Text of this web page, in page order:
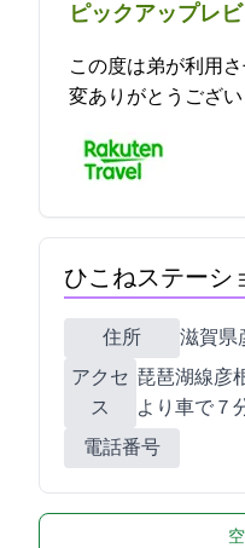
ピックアップレ
この度は弟が利用
変ありがとうございました。
ひこねステーシ
住所
滋賀県
アクセ
ス
JR琵琶湖線
より車で７
電話番号